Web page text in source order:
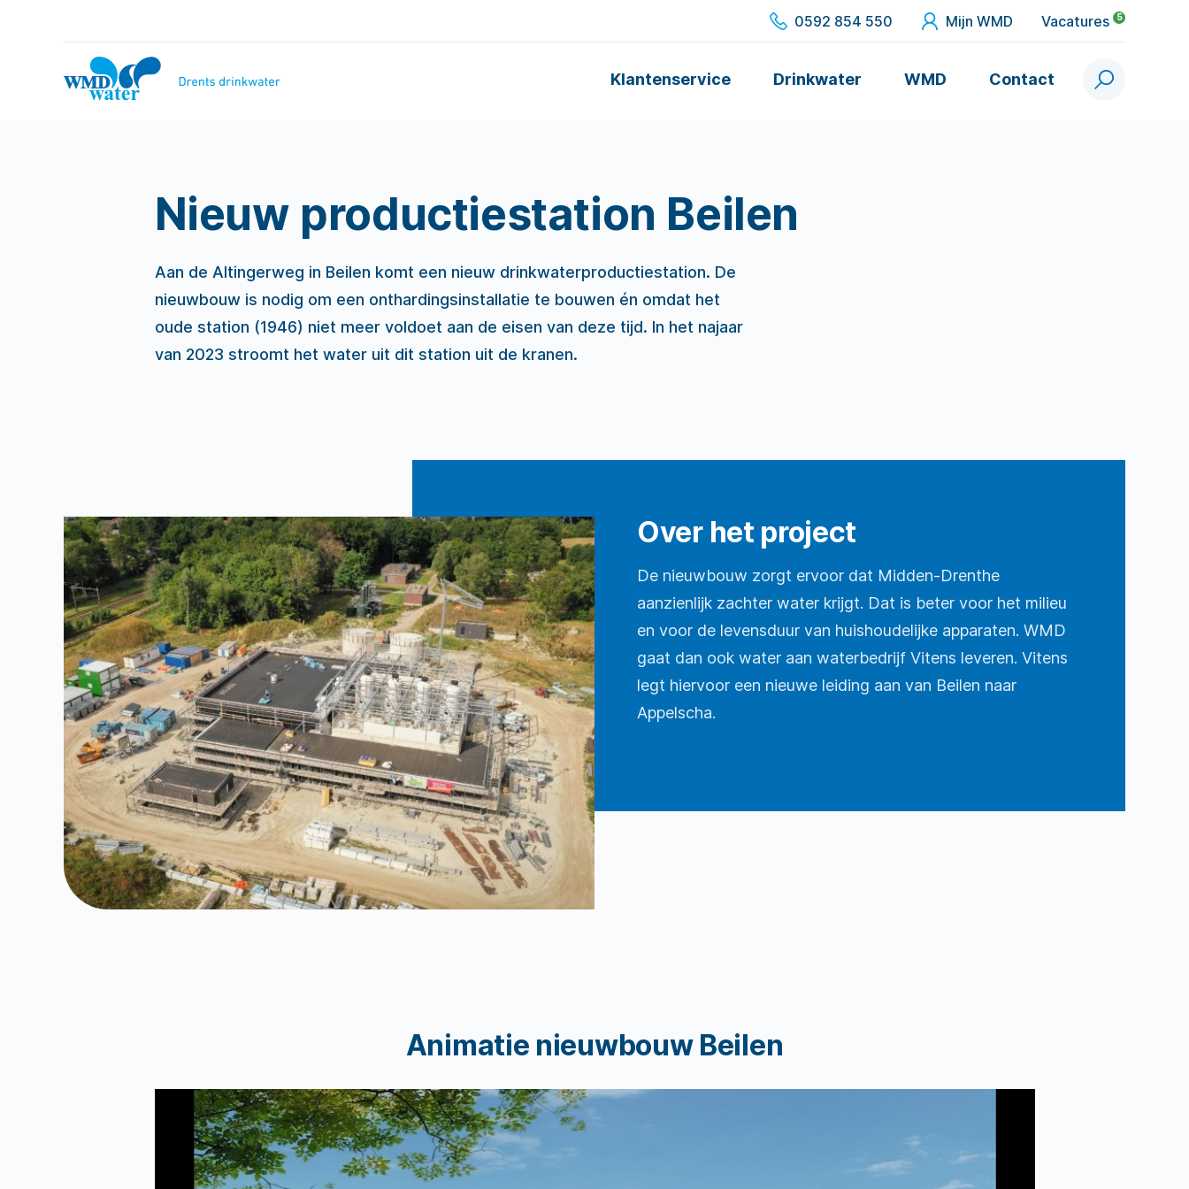
0592 854 550 Mijn WMD Vacatures 5
WMD
Drinkwater
Klantenservice Drinkwater WMD Contact Zoek
Nieuw productiestation Beilen
Aan de Altingerweg in Beilen komt een nieuw drinkwaterproductiestation. De
nieuwbouw is nodig om een onthardingsinstallatie te bouwen én omdat het
oude station (1946) niet meer voldoet aan de eisen van deze tijd. In het najaar
van 2023 stroomt het water uit dit station uit de kranen.
Over het project
De nieuwbouw zorgt ervoor dat Midden-Drenthe
aanzienlijk zachter water krijgt. Dat is beter voor het milieu
en voor de levensduur van huishoudelijke apparaten. WMD
gaat dan ook water aan waterbedrijf Vitens leveren. Vitens
legt hiervoor een nieuwe leiding aan van Beilen naar
Appelscha.
Animatie nieuwbouw Beilen